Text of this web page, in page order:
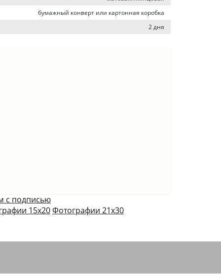
бумажный конверт или картонная коробка
2 дня
с подписью
15х20Фотографии 21х30